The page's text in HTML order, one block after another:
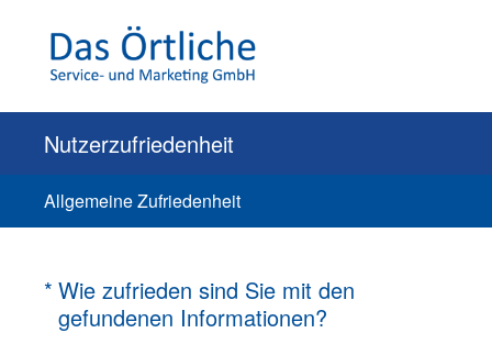
Nutzerzufriedenheit
Allgemeine Zufriedenheit
* Wie zufrieden sind Sie mit den
gefundenen Informationen?
(Erforderlich.)